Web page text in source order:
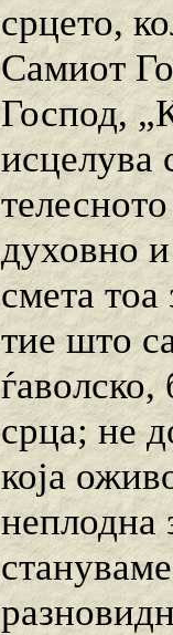
срцето,
Самиот
Господ,
исцелува
духовно и
смета
тие што
ѓаволско,
срца; не
која
неплодна